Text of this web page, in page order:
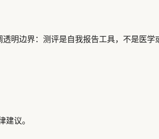
明边界：测评是自我报告工具，不是医学
建议。